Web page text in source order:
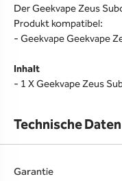
Der Geekvape Zeus
Produkt kompatibel:
- Geekvape Geekvape
Inhalt
- 1 X Geekvape Zeus
Technische Daten
Garantie